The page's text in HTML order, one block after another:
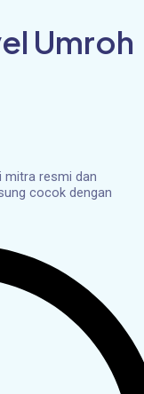
Umroh
mitra resmi dan
cocok dengan